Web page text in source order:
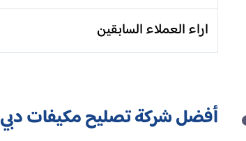
اراء العملاء السابقين
أفضل شركة تصليح مكيفات دبي